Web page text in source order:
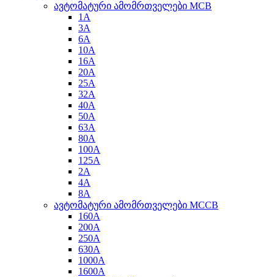
ავტომატური ამომრთველები MCB
1A
3A
6A
10A
16A
20A
25А
32A
40A
50A
63A
80A
100A
125A
2A
4A
8A
ავტომატური ამომრთველები MCCB
160A
200A
250A
630A
1000A
1600A